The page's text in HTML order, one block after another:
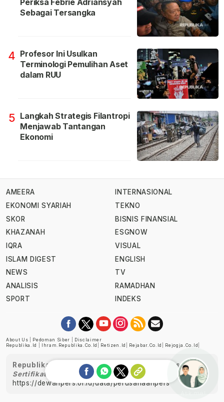
Sebagai Tersangka
4 Profesor Ini Usulkan
Terminologi Pemulihan Aset
dalam RUU
5 Langkah Strategis Filantropi
Menjawab Tantangan
Ekonomi
AMEERA
EKONOMI SYARIAH
SKOR
KHAZANAH
IQRA
ISLAM DIGEST
NEWS
ANALISIS
SPORT
INTERNASIONAL
TEKNO
BISNIS FINANSIAL
ESGNOW
VISUAL
ENGLISH
TV
RAMADHAN
INDEKS
About Us Pedoman Siber
Disclaimer
Republika.id
Ihram.republika.co.id Retizen.id Rejabar.co.id Rejogja.co.id
Republika telah diverifikasi oleh Dewan Pers
Sertifikat Nomor 1058/DP-Verifikasi/K/XII/2022
https://dewanpers.or.id/data/perusahaanpers